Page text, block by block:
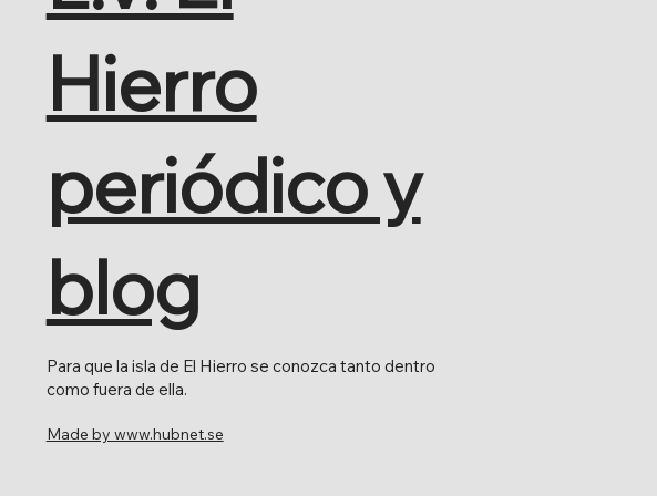
Para que la isla de El Hierro se conozca tanto dentro
como fuera de ella.
Hierro
periódico y
blog
Made by www.hubnet.se